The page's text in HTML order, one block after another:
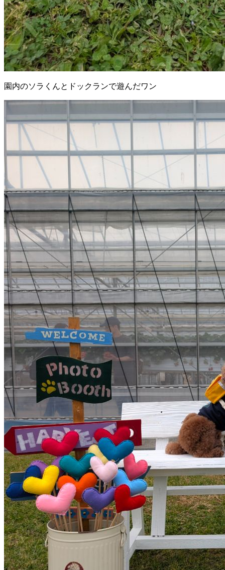
園内のソラくんとドックランで遊んだワン